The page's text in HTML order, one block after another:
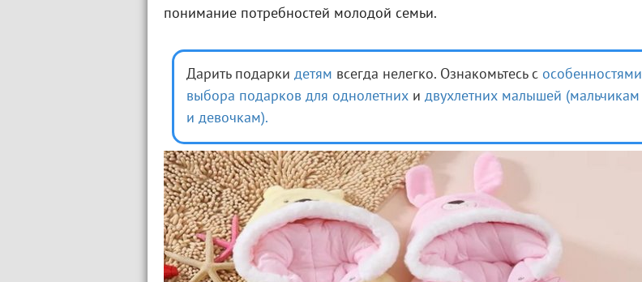
понимание потребностей молодой семьи.
Дарить подарки детям всегда нелегко. Ознакомьтесь с особенностями
выбора подарков для однолетних и двухлетних малышей (мальчикам
и девочкам).